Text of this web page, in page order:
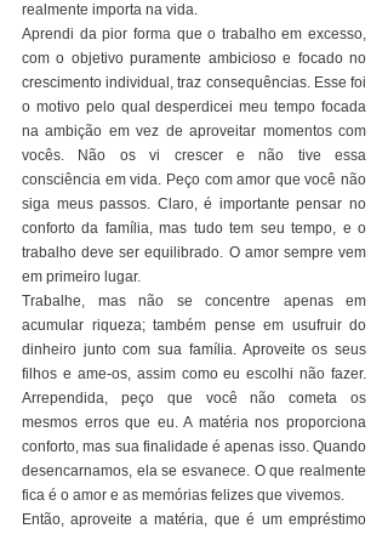
realmente importa na vida.
Aprendi da pior forma que o trabalho em excesso,
com o objetivo puramente ambicioso e focado no
crescimento individual, traz consequências. Esse foi
o motivo pelo qual desperdicei meu tempo focada
na ambição em vez de aproveitar momentos com
vocês. Não os vi crescer e não tive essa
consciência em vida. Peço com amor que você não
siga meus passos. Claro, é importante pensar no
conforto da família, mas tudo tem seu tempo, e o
trabalho deve ser equilibrado. O amor sempre vem
em primeiro lugar.
Trabalhe, mas não se concentre apenas em
acumular riqueza; também pense em usufruir do
dinheiro junto com sua família. Aproveite os seus
filhos e ame-os, assim como eu escolhi não fazer.
Arrependida, peço que você não cometa os
mesmos erros que eu. A matéria nos proporciona
conforto, mas sua finalidade é apenas isso. Quando
desencarnamos, ela se esvanece. O que realmente
fica é o amor e as memórias felizes que vivemos.
Então, aproveite a matéria, que é um empréstimo